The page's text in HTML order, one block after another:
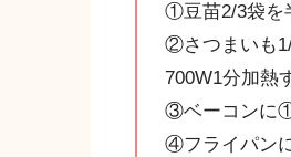
①豆苗2/3袋を
②さつまいも
700W1分加熱
③ベーコンに
④フライパン